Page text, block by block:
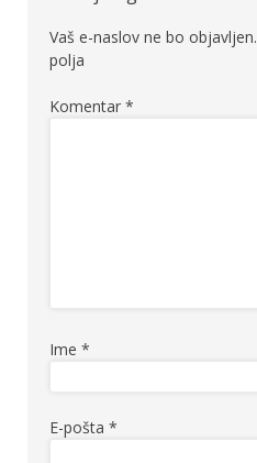
Vaš e-naslov ne bo objavljen.
polja
Komentar *
Ime *
E-pošta *